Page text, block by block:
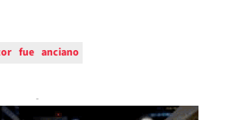
fue anciano